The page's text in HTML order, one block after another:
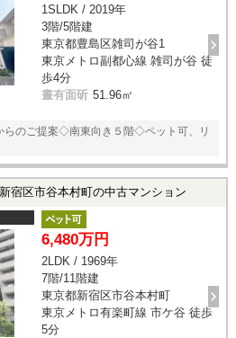
1SLDK / 2019年
3階/5階建
東京都豊島区雑司が谷1
東京メトロ副都心線 雑司が谷 徒
歩4分
晝有面斫 51.96㎡
らのご提案◇南東向き５階◇ペット可、リ
宿区市谷本村町の中古マンション
6,480万円
2LDK / 1969年
7階/11階建
東京都新宿区市谷本村町
東京メトロ有楽町線 市ケ谷 徒歩
5分